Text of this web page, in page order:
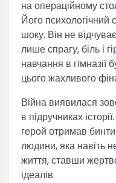
на операційному
Його психологічний
шоку. Він не
лише спрагу, біль і
навчання в
цього жахливого
Війна виявилася
в підручниках
герой отримав
людини, яка навіть
життя, ставши
ідеалів.